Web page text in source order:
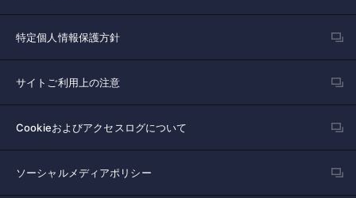
特定個人情報保護方針
サイトご利用上の注意
Cookieおよびアクセスログについて
ソーシャルメディアポリシー